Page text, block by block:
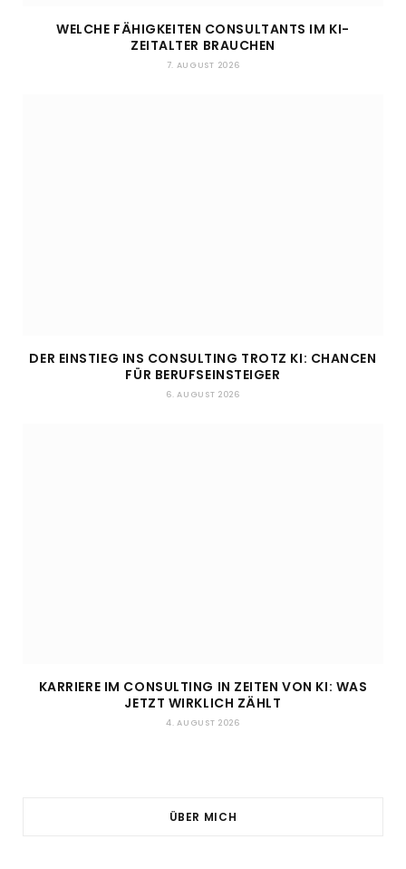
WELCHE FÄHIGKEITEN CONSULTANTS IM KI-
ZEITALTER BRAUCHEN
7. AUGUST 2026
DER EINSTIEG INS CONSULTING TROTZ KI: CHANCEN
FÜR BERUFSEINSTEIGER
6. AUGUST 2026
KARRIERE IM CONSULTING IN ZEITEN VON KI: WAS
JETZT WIRKLICH ZÄHLT
4. AUGUST 2026
ÜBER MICH